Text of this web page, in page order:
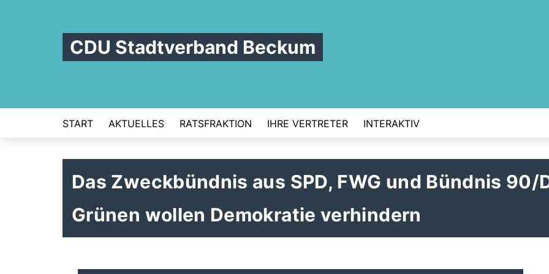
CDU Stadtverband Beckum
START AKTUELLES RATSFRAKTION IHRE VERTRETER INTERAKTIV
Das Zweckbündnis aus SPD, FWG und Bündnis 90/
Grünen wollen Demokratie verhindern